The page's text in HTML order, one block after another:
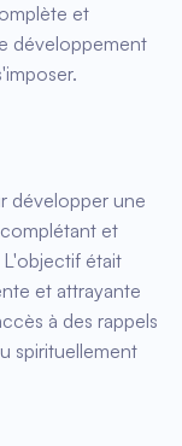
et
développement
développer une
et
L'objectif était
et attrayante
à des rappels
spirituellement